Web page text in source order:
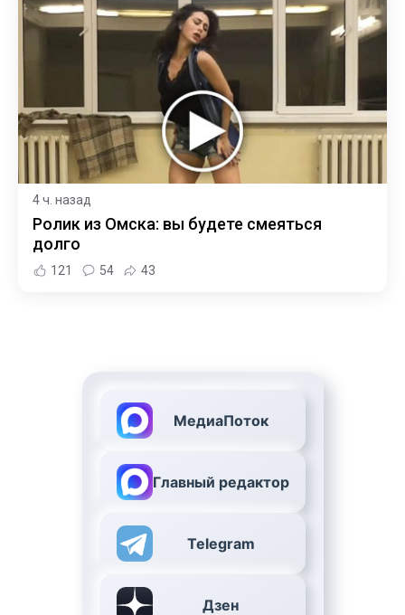
4 ч. назад
Ролик из Омска: вы будете смеяться
долго
121 54 43
МедиаПоток
Главный редактор
Telegram
Дзен